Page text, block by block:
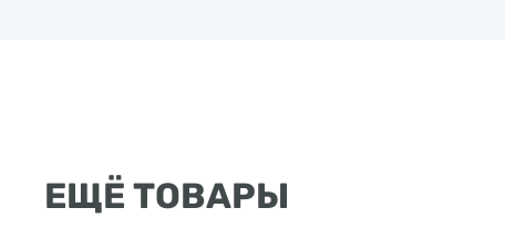
ЕЩЁ ТОВАРЫ